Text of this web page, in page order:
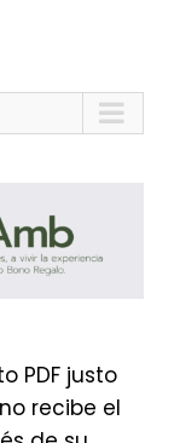
PDF justo
recibe el